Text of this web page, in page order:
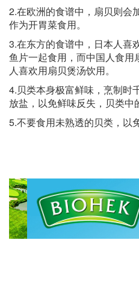
2.在欧洲的食谱中，扇贝则会
作为开胃菜食用。
3.在东方的食谱中，日本人喜
鱼片一起食用，而中国人食
人喜欢用扇贝煲汤饮用。
4.贝类本身极富鲜味，烹制时
放盐，以免鲜味反失，贝类中
5.不要食用未熟透的贝类，以